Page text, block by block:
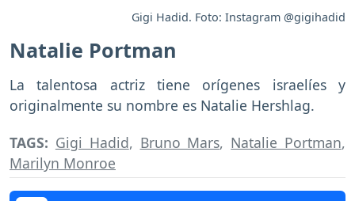
Gigi Hadid. Foto: Instagram @gigihadid
Natalie Portman
La talentosa actriz tiene orígenes israelíes y
originalmente su nombre es Natalie Hershlag.
TAGS: Gigi Hadid, Bruno Mars, Natalie Portman,
Marilyn Monroe